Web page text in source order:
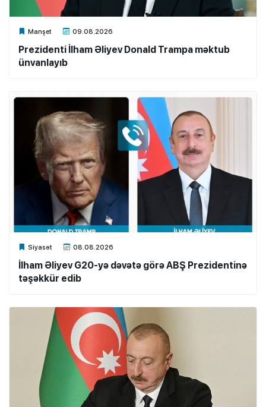
Manşet 09.08.2026
Xalq.Online
Prezidenti İlham Əliyev Donald Trampa məktub
ünvanlayıb
Siyasət 08.08.2026
Xalq.Online
İlham Əliyev G20-yə dəvətə görə ABŞ Prezidentinə
təşəkkür edib